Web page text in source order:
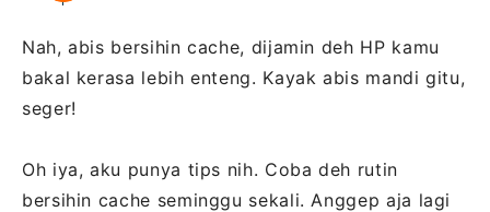
Nah, abis bersihin cache, dijamin deh HP kamu
bakal kerasa lebih enteng. Kayak abis mandi gitu,
seger!
Oh iya, aku punya tips nih. Coba deh rutin
bersihin cache seminggu sekali. Anggep aja lagi